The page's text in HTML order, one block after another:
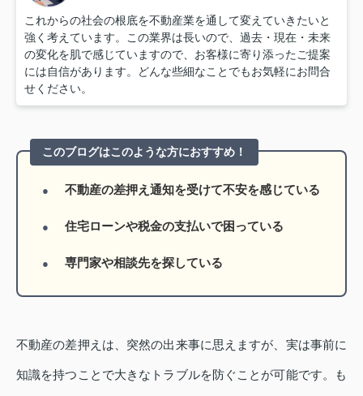
これからの社会の根底を不動産業を通して変えていきたいと
強く考えています。この業界は長いので、過去・現在・未来
の変化を肌で感じていますので、お客様に寄り添ったご提案
には自信があります。どんな些細なことでもお気軽にお問合
せください。
このブログはこのような方におすすめ！
不動産の差押え通知を受けて不安を感じている
住宅ローンや税金の支払いで困っている
専門家や相談先を探している
不動産の差押えは、突然の出来事に思えますが、実は事前に
知識を持つことで大きなトラブルを防ぐことが可能です。も